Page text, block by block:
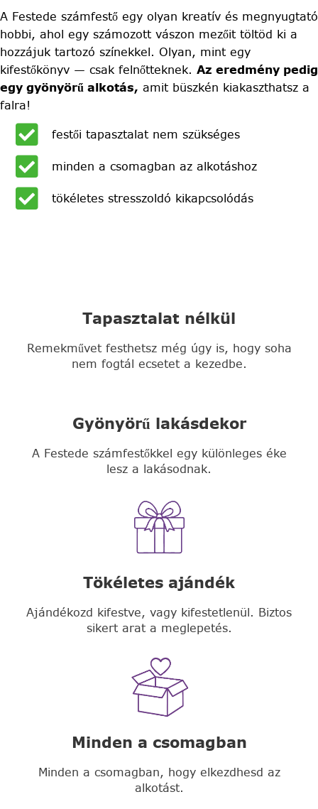
A Festede számfestő egy olyan kreatív és megnyugtató
hobbi, ahol egy számozott vászon mezőit töltöd ki a
hozzájuk tartozó színekkel. Olyan, mint egy
kifestőkönyv — csak felnőtteknek. Az eredmény pedig
egy gyönyörű alkotás, amit büszkén kiakaszthatsz a
falra!
festői tapasztalat nem szükséges
minden a csomagban az alkotáshoz
tökéletes stresszoldó kikapcsolódás
Tapasztalat nélkül
Remekművet festhetsz még úgy is, hogy soha
nem fogtál ecsetet a kezedbe.
Gyönyörű lakásdekor
A Festede számfestőkkel egy különleges éke
lesz a lakásodnak.
Tökéletes ajándék
Ajándékozd kifestve, vagy kifestetlenül. Biztos
sikert arat a meglepetés.
Minden a csomagban
Minden a csomagban, hogy elkezdhesd az
alkotást.